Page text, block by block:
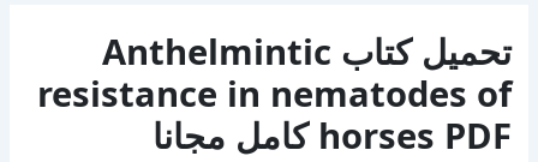
تحميل كتاب Anthelmintic
resistance in nematodes of
horses PDF كامل مجانا